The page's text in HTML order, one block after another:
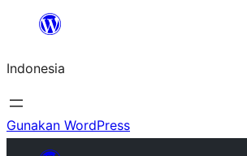
Lewati
konten
Indonesia
Gunakan WordPress